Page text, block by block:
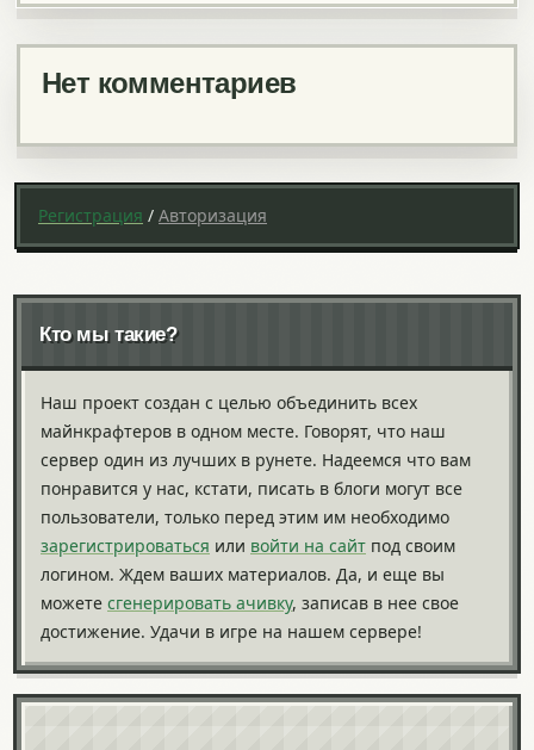
Нет комментариев
Регистрация / Авторизация
Кто мы такие?
Наш проект создан с целью объединить всех
майнкрафтеров в одном месте. Говорят, что наш
сервер один из лучших в рунете. Надеемся что вам
понравится у нас, кстати, писать в блоги могут все
пользователи, только перед этим им необходимо
зарегистрироваться или войти на сайт под своим
логином. Ждем ваших материалов. Да, и еще вы
можете сгенерировать ачивку, записав в нее свое
достижение. Удачи в игре на нашем сервере!